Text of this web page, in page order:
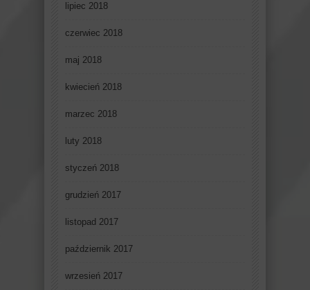
lipiec 2018
czerwiec 2018
maj 2018
kwiecień 2018
marzec 2018
luty 2018
styczeń 2018
grudzień 2017
listopad 2017
październik 2017
wrzesień 2017